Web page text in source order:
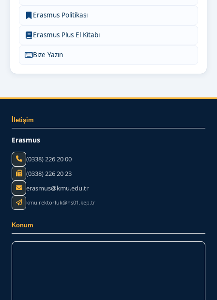
Erasmus Politikası
Erasmus Plus El Kitabı
Bize Yazın
İletişim
Erasmus
(0338) 226 20 00
(0338) 226 20 23
erasmus@kmu.edu.tr
kmu.rektorluk@hs01.kep.tr
Konum